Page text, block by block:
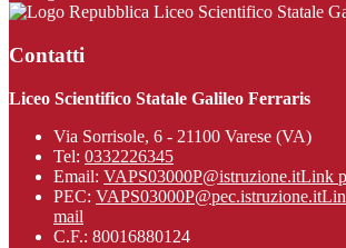
Liceo Scientifico Statale
Contatti
Liceo Scientifico Statale Galileo Ferraris
Via Sorrisole, 6 - 21100 Varese (VA)
Tel: 0332226345
Email: VAPS03000P@istruzione.itLink
PEC: VAPS03000P@pec.istruzione.it
mail
C.F.: 80016880124